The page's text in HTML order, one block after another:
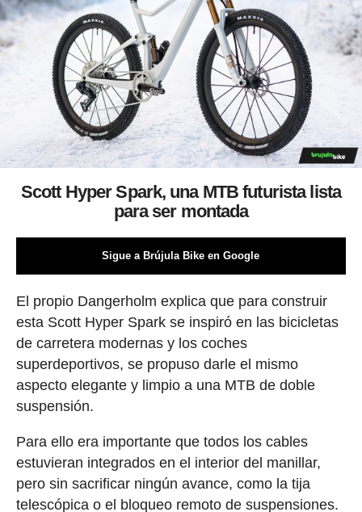
Scott Hyper Spark, una MTB futurista lista
para ser montada
Sigue a Brújula Bike en Google
El propio Dangerholm explica que para construir
esta Scott Hyper Spark se inspiró en las bicicletas
de carretera modernas y los coches
superdeportivos, se propuso darle el mismo
aspecto elegante y limpio a una MTB de doble
suspensión.
Para ello era importante que todos los cables
estuvieran integrados en el interior del manillar,
pero sin sacrificar ningún avance, como la tija
telescópica o el bloqueo remoto de suspensiones.